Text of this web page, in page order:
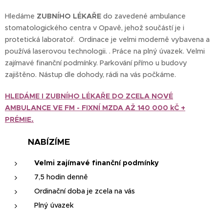
Hledáme ZUBNÍHO LÉKAŘE do zavedené ambulance
stomatologického centra v Opavě, jehož součástí je i
protetická laboratoř. Ordinace je velmi moderně vybavena a
používá laserovou technologii. . Práce na plný úvazek. Velmi
zajímavé finanční podmínky. Parkování přímo u budovy
zajištěno. Nástup dle dohody, rádi na vás počkáme.
HLEDÁME I ZUBNÍHO LÉKAŘE DO ZCELA NOVÉ
AMBULANCE VE FM - FIXNÍ MZDA AŽ 140 000 kČ +
PRÉMIE.
💰 NABÍZÍME
Velmi zajímavé finanční podmínky
7,5 hodin denně
Ordinační doba je zcela na vás
Plný úvazek